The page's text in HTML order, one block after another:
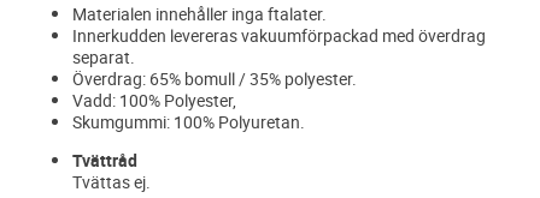
Materialen innehåller inga ftalater.
Innerkudden levereras vakuumförpackad med överdrag
separat.
Överdrag: 65% bomull / 35% polyester.
Vadd: 100% Polyester,
Skumgummi: 100% Polyuretan.
Tvättråd
Tvättas ej.